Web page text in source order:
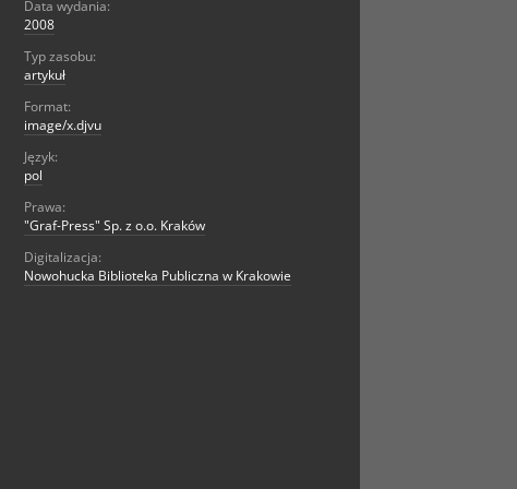
Data wydania:
2008
Typ zasobu:
artykuł
Format:
image/x.djvu
Język:
pol
Prawa:
"Graf-Press" Sp. z o.o. Kraków
Digitalizacja:
Nowohucka Biblioteka Publiczna w Krakowie